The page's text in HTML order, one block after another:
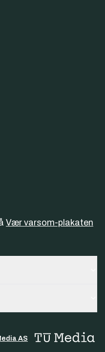
Vær varsom-plakaten
AS